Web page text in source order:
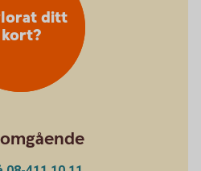
ditt
kort?